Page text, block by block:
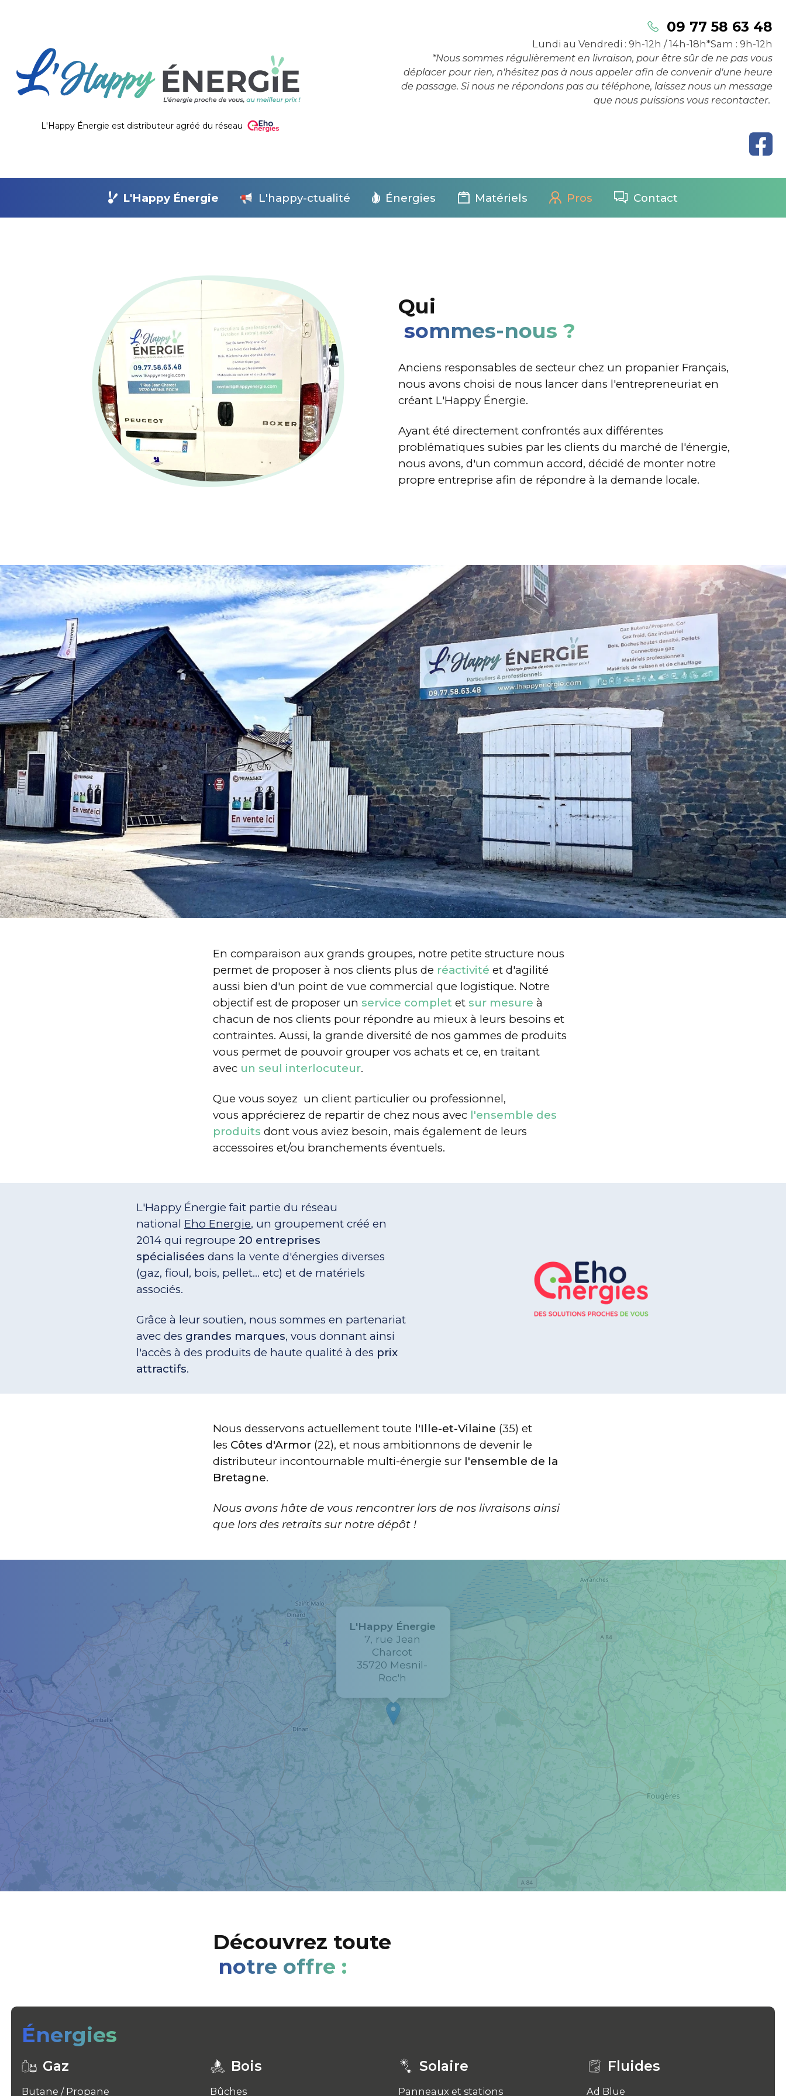
L'Happy Énergie est distributeur agréé du réseau
09 77 58 63 48
Lundi au Vendredi : 9h-12h / 14h-18h*Sam : 9h-12h
*Nous sommes régulièrement en livraison, pour être sûr de ne pas vous
déplacer pour rien, n'hésitez pas à nous appeler afin de convenir d'une heure
de passage. Si nous ne répondons pas au téléphone, laissez nous un message
que nous puissions vous recontacter.
L'Happy Énergie L'happy-ctualité Énergies
Butane / Propane
Gaz industriels pros
Gaz réfrigérants pros
Connectique
Bûches
Granulés / Pellets
Charbon de bois
Allume-feux
Matériels
Plancha
Brasero
Réchaud
Accessoires
Pros Contact
Qui
sommes-nous ?
Anciens responsables de secteur chez un propanier Français,
nous avons choisi de nous lancer dans l'entrepreneuriat en
créant L'Happy Énergie.
Ayant été directement confrontés aux différentes
problématiques subies par les clients du marché de l'énergie,
nous avons, d'un commun accord, décidé de monter notre
propre entreprise afin de répondre à la demande locale.
En comparaison aux grands groupes, notre petite structure nous
permet de proposer à nos clients plus de réactivité et d'agilité
aussi bien d'un point de vue commercial que logistique. Notre
objectif est de proposer un service complet et sur mesure à
chacun de nos clients pour répondre au mieux à leurs besoins et
contraintes. Aussi, la grande diversité de nos gammes de produits
vous permet de pouvoir grouper vos achats et ce, en traitant
avec un seul interlocuteur.
Que vous soyez un client particulier ou professionnel,
vous apprécierez de repartir de chez nous avec l'ensemble des
produits dont vous aviez besoin, mais également de leurs
accessoires et/ou branchements éventuels.
L'Happy Énergie fait partie du réseau
national Eho Energie, un groupement créé en
2014 qui regroupe 20 entreprises
spécialisées dans la vente d'énergies diverses
(gaz, fioul, bois, pellet... etc) et de matériels
associés.
Grâce à leur soutien, nous sommes en partenariat
avec des grandes marques, vous donnant ainsi
l'accès à des produits de haute qualité à des prix
attractifs.
Nous desservons actuellement toute l'Ille-et-Vilaine (35) et
les Côtes d'Armor(22), et nous ambitionnons de devenir le
distributeur incontournable multi-énergie sur l'ensemble de la
Bretagne.
Nous avons hâte de vous rencontrer lors de nos livraisons ainsi
que lors des retraits sur notre dépôt !
L'Happy Énergie
7, rue Jean
Charcot
35720 Mesnil-
Roc'h
Découvrez toute
notre offre :
Énergies
Gaz
Butane / Propane
Bois
Bûches
Solaire
Panneaux et stations
Fluides
Ad Blue